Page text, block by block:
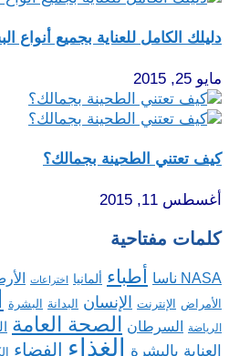
دليلك الكامل للعناية بجميع أنواع
مايو 25, 2015
كيف تعتني الطحينة بجمالك؟
أغسطس 11, 2015
كلمات مفتاحية
NASA ناسا أطباء ألمانيا اختراعات
الأمراض الإنترنت الإنسان البدانة البشرة
الرياضة السرطان الصحة العامة
العناية بالبشرة الغذاء الفضاء